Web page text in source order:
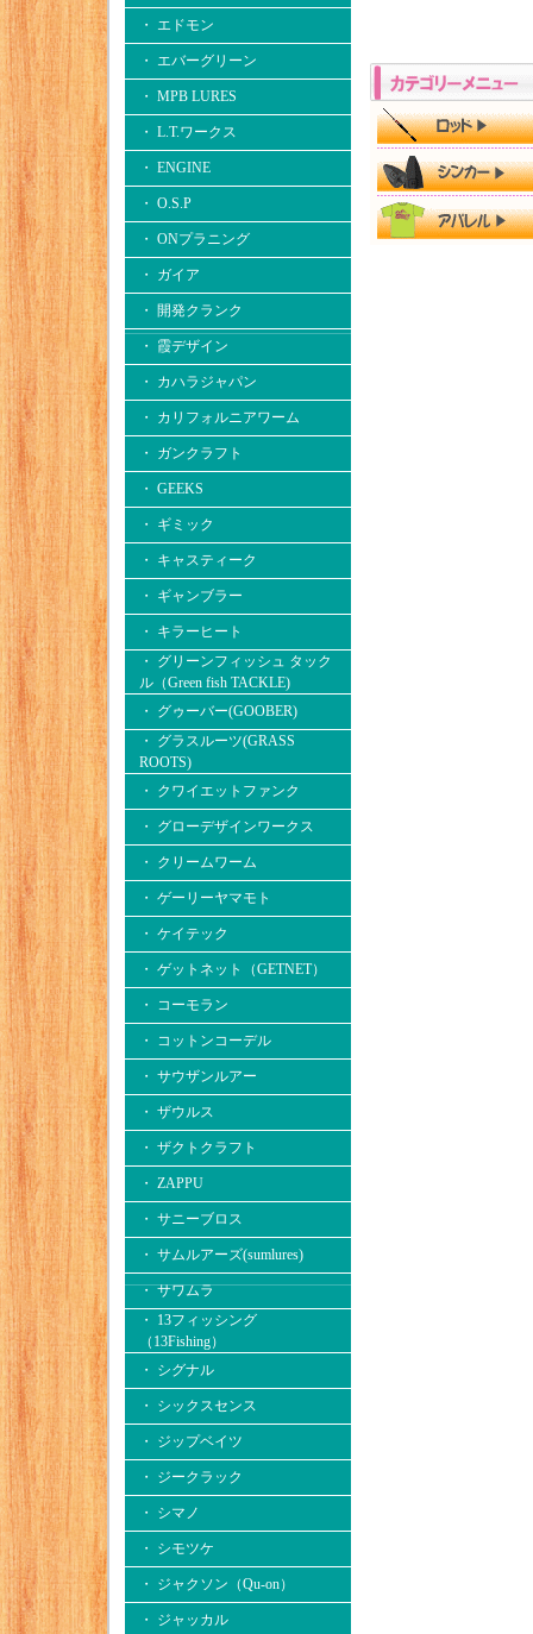
・ エドモン
・ エバーグリーン
・ MPB LURES
・ L.T.ワークス
・ ENGINE
・ O.S.P
・ ONプラニング
・ ガイア
・ 開発クランク
・ 霞デザイン
・ カハラジャパン
・ カリフォルニアワーム
・ ガンクラフト
・ GEEKS
・ ギミック
・ キャスティーク
・ ギャンブラー
・ キラーヒート
・ グリーンフィッシュ タック
ル（Green fish TACKLE)
・ グゥーバー(GOOBER)
・ グラスルーツ(GRASS
ROOTS)
・ クワイエットファンク
・ グローデザインワークス
・ クリームワーム
・ ゲーリーヤマモト
・ ケイテック
・ ゲットネット（GETNET）
・ コーモラン
・ コットンコーデル
・ サウザンルアー
・ ザウルス
・ ザクトクラフト
・ ZAPPU
・ サニーブロス
・ サムルアーズ(sumlures)
・ サワムラ
・ 13フィッシング
（13Fishing）
・ シグナル
・ シックスセンス
・ ジップベイツ
・ ジークラック
・ シマノ
・ シモツケ
・ ジャクソン（Qu-on）
・ ジャッカル